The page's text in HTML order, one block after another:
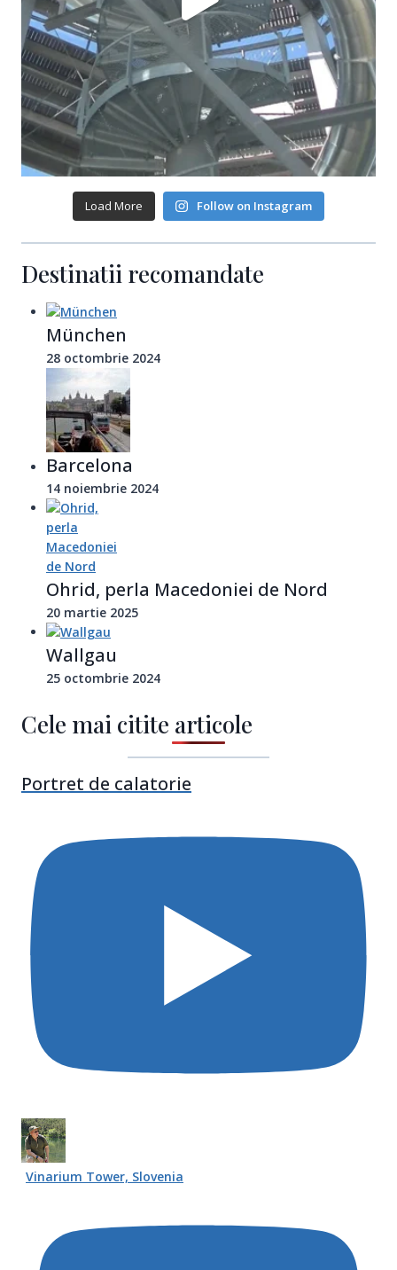
Load More Follow on Instagram
Destinatii recomandate
München
28 octombrie 2024
Barcelona
14 noiembrie 2024
Ohrid, perla Macedoniei de Nord
20 martie 2025
Wallgau
25 octombrie 2024
Cele mai citite articole
Portret de calatorie
Vinarium Tower, Slovenia